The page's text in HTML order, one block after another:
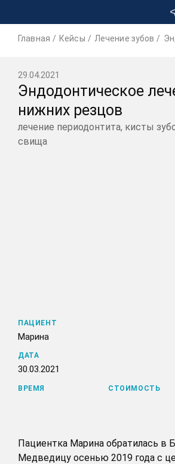
Главная Кейсы Лечение зубов
29.04.2021
Эндодонтическое
нижних резцов
лечение периодонтита, кисты
свища
ПАЦИЕНТ
Марина
ДАТА
30.03.2021
ВРЕМЯ СТОИМОСТЬ
Пациентка Марина обратилась в
Медведицу осенью 2019 года с